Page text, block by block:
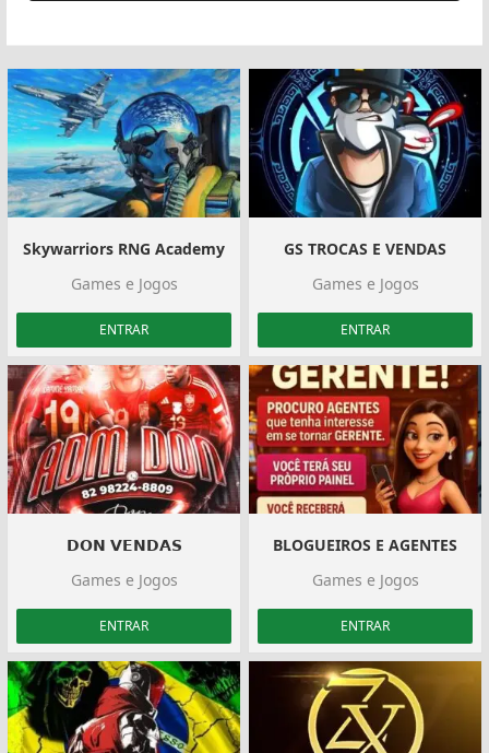
Skywarriors️ RNG Academy
Games e Jogos
ENTRAR
GS TROCAS E VENDAS
Games e Jogos
ENTRAR
𝗗𝗢𝗡 𝗩𝗘𝗡𝗗𝗔𝗦
Games e Jogos
ENTRAR
BLOGUEIROS E AGENTES
Games e Jogos
ENTRAR